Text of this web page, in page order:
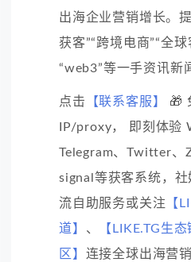
出海企业营销增长。
获客”“跨境电商”“全球
“web3”等一手资讯新
点击 【联系客服】
🎁
IP/proxy， 即刻体验
Telegram、Twitter、
signal等获客系统，社
流自助服务或关注 【
道】 、
【LIKE.TG生
区】 连接全球出海营销